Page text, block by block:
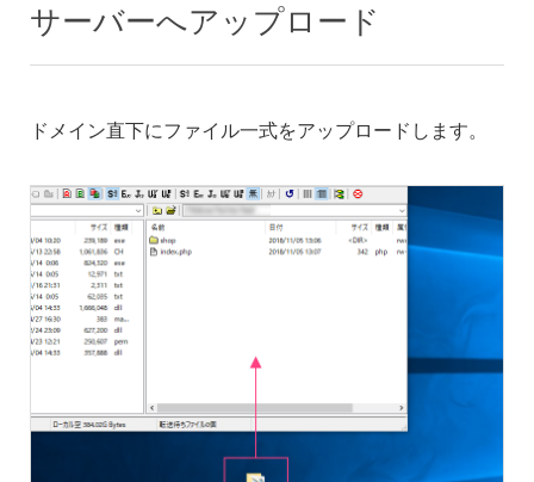
サーバーへアップロード
ドメイン直下にファイル一式をアップロードします。